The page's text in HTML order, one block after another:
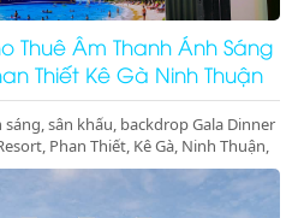
Thuê Âm Thanh Ánh Sáng
Thiết Kê Gà Ninh Thuận
sân khấu, backdrop Gala Dinner
Phan Thiết, Kê Gà, Ninh Thuận,
đại, giá cực tốt. Gọi ngay!